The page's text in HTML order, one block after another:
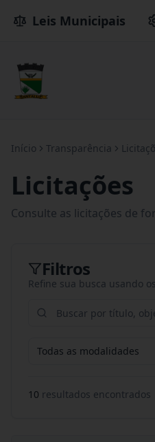
Leis Municipais
Início Transparência
Licitações
Consulte as licitações de
Filtros
Refine sua busca usando
Todas as modalidades
10 resultados encontrados